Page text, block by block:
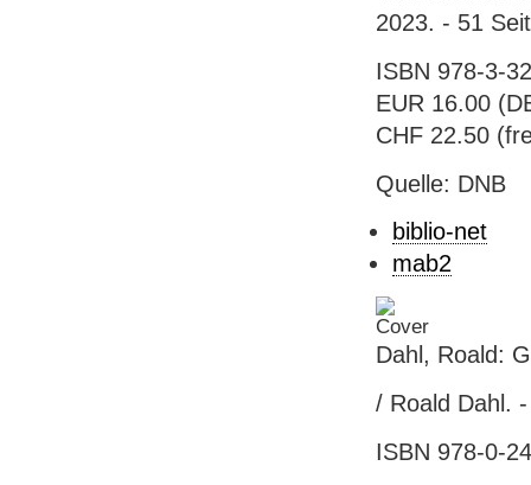
2023. - 51
ISBN 978-3-
EUR 16.00
CHF 22.50
Quelle: DNB
biblio-net
mab2
Dahl, Roald:
/ Roald Dahl.
ISBN 978-0-